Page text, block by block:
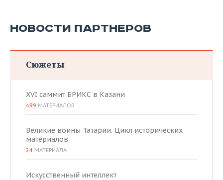
НОВОСТИ ПАРТНЕРОВ
Сюжеты
XVI саммит БРИКС в Казани
499 МАТЕРИАЛОВ
Великие воины Татарии. Цикл исторических
материалов
24 МАТЕРИАЛА
Искусственный интеллект